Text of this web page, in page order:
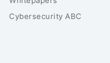
Cybersecurity ABC